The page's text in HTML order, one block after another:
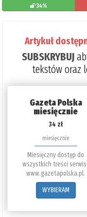
34%
Artykuł
SUBSKRYBUJ
tekstów oraz
Gazeta Polska
miesięcznie
34 zł
miesięcznie
Miesięczny dostęp do
wszystkich treści
www.gazetapolska.pl.
WYBIERAM